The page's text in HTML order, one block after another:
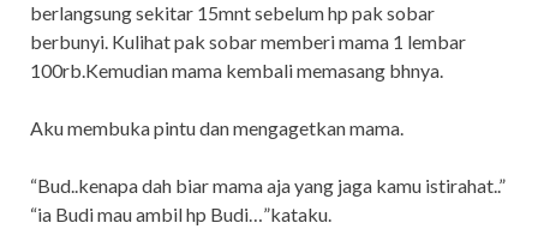
berlangsung sekitar 15mnt sebelum hp pak sobar
berbunyi. Kulihat pak sobar memberi mama 1 lembar
100rb.Kemudian mama kembali memasang bhnya.
Aku membuka pintu dan mengagetkan mama.
“Bud..kenapa dah biar mama aja yang jaga kamu istirahat..”
“ia Budi mau ambil hp Budi…”kataku.